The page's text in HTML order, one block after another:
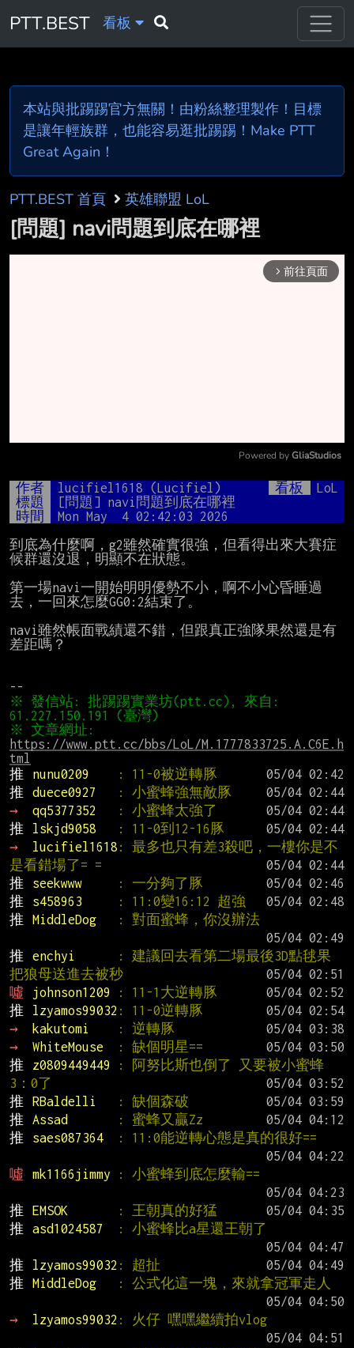
PTT.BEST 看板
本站與批踢踢官方無關！由粉絲整理製作！目標
是讓年輕族群，也能容易逛批踢踢！Make PTT
Great Again！
PTT.BEST 首頁 英雄聯盟 LoL
[問題] navi問題到底在哪裡
arrow_forward_ios 前往頁面
Mute
Powered by GliaStudios
作者 lucifiel1618 (Lucifiel) 看板
LoL
標題
[問題] navi問題到底在哪裡
時間
Mon May  4 02:42:03 2026
到底為什麼啊，g2雖然確實很強，但看得出來大賽症
候群還沒退，明顯不在狀態。
第一場navi一開始明明優勢不小，啊不小心昏睡過
去，一回來怎麼GG0:2結束了。
navi雖然帳面戰績還不錯，但跟真正強隊果然還是有
差距嗎？
※ 發信站: 批踢踢實業坊(ptt.cc), 來自:
https://www.ptt.cc/bbs/LoL/M.1777833725.A.C6E.h
tml
推
nunu0209 : 11-0被逆轉豚
推
duece0927 : 小蜜蜂強無敵豚
→
qq5377352 : 小蜜蜂太強了
推
lskjd9058 : 11-0到12-16豚
→
lucifiel1618 : 最多也只有差3殺吧，一樓你是不
是看錯場了= =
推
seekwww : 一分夠了豚
推
s458963 : 11:0變16:12 超強
推
MiddleDog
: 對面蜜蜂，你沒辦法
推
enchyi
: 建議回去看第二場最後3D點毬果
把狼母送進去被秒
噓
johnson1209 : 11-1大逆轉豚
推
lzyamos99032 : 11-0逆轉豚
→
kakutomi : 逆轉豚
→
WhiteMouse : 缺個明星==
推
z0809449449
: 阿努比斯也倒了 又要被小蜜蜂
3：0了
推
RBaldelli : 缺個森破
推
Assad : 蜜蜂又贏Zz
推
saes087364
: 11:0能逆轉心態是真的很好==
噓
mk1166jimmy
: 小蜜蜂到底怎麼輸==
推
EMSOK : 王朝真的好猛
推
asd1024587
: 小蜜蜂比a星還王朝了
推
lzyamos99032 : 超扯
推
MiddleDog
: 公式化這一塊，來就拿冠軍走人
→
lzyamos99032 : 火仔 嘿嘿繼續拍vlog